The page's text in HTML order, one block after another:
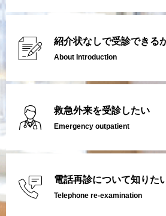
紹介状なしで受診できる
About Introduction
救急外来を受診したい
Emergency outpatient
電話再診について知りた
Telephone re-examination